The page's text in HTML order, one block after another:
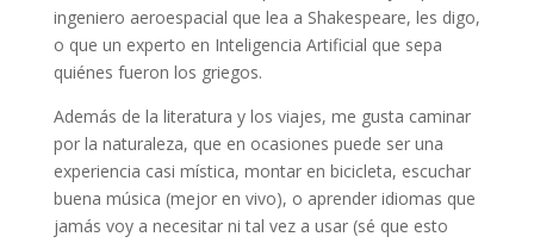
ingeniero aeroespacial que lea a Shakespeare, les digo,
o que un experto en Inteligencia Artificial que sepa
quiénes fueron los griegos.
Además de la literatura y los viajes, me gusta caminar
por la naturaleza, que en ocasiones puede ser una
experiencia casi mística, montar en bicicleta, escuchar
buena música (mejor en vivo), o aprender idiomas que
jamás voy a necesitar ni tal vez a usar (sé que esto